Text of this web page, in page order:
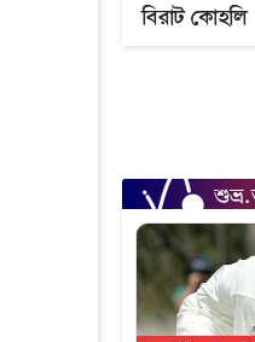
বিরাট কোহলি